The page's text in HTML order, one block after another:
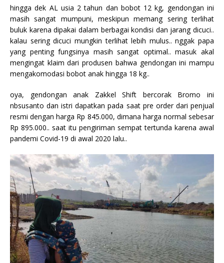
hingga dek AL usia 2 tahun dan bobot 12 kg, gendongan ini
masih sangat mumpuni, meskipun memang sering terlihat
buluk karena dipakai dalam berbagai kondisi dan jarang dicuci..
kalau sering dicuci mungkin terlihat lebih mulus.. nggak papa
yang penting fungsinya masih sangat optimal.. masuk akal
mengingat klaim dari produsen bahwa gendongan ini mampu
mengakomodasi bobot anak hingga 18 kg..
oya, gendongan anak Zakkel Shift bercorak Bromo ini
nbsusanto dan istri dapatkan pada saat pre order dari penjual
resmi dengan harga Rp 845.000, dimana harga normal sebesar
Rp 895.000.. saat itu pengiriman sempat tertunda karena awal
pandemi Covid-19 di awal 2020 lalu..